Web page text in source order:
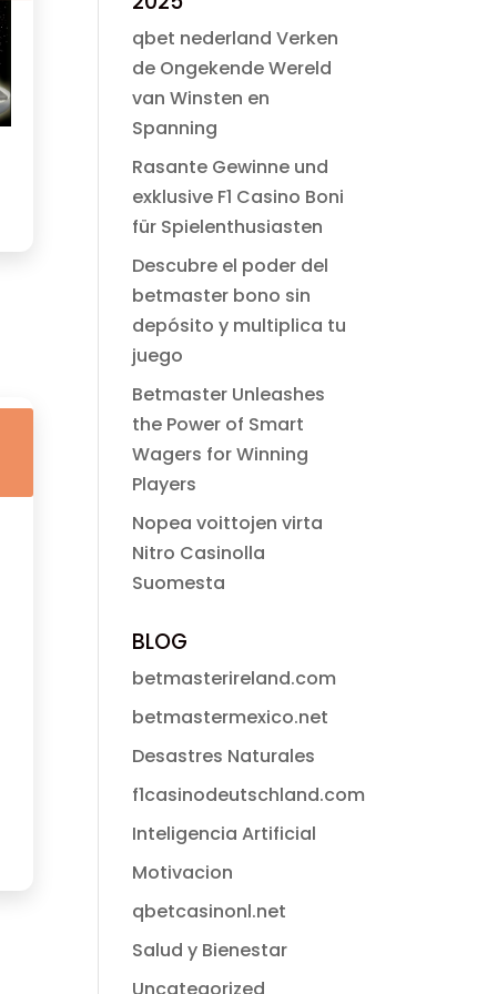
$ 49.00.$ 2.99.
qbet nederland Verken
de Ongekende Wereld
van Winsten en
Spanning
Rasante Gewinne und
exklusive F1 Casino Boni
für Spielenthusiasten
Descubre el poder del
betmaster bono sin
depósito y multiplica tu
juego
Betmaster Unleashes
the Power of Smart
Wagers for Winning
Players
Nopea voittojen virta
Nitro Casinolla
Suomesta
BLOG
betmasterireland.com
betmastermexico.net
Desastres Naturales
f1casinodeutschland.com
Inteligencia Artificial
Motivacion
qbetcasinonl.net
Salud y Bienestar